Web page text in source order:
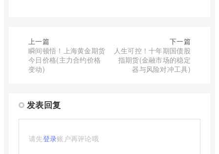
上一篇
瞬间顿悟！上海黄金期货
今日价格(主力合约价格
变动)
下一篇
人生可控！十年期国债股
指期货(金融市场的稳定
器与风险对冲工具)
发表回复
请先登录账户再评论哦